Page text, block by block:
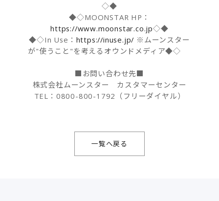
◇◆
◆◇MOONSTAR HP：
https://www.moonstar.co.jp◇◆
◆◇In Use： https://inuse.jp/ ※ムーンスター
が"使うこと"を考えるオウンドメディア◆◇
■お問い合わせ先■
株式会社ムーンスター カスタマーセンター
TEL：0800-800-1792（フリーダイヤル）
一覧へ戻る